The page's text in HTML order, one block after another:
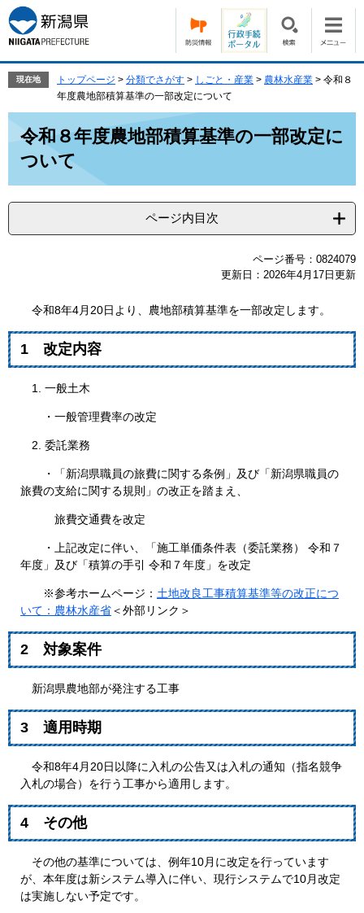
ー
ジ
の
で
ニ
ュ
ー
ば
現在地 トップページ > 分類でさがす > しごと・産業 > 農林水産業 > 令和８
年度農地部積算基準の一部改定について
令和８年度農地部積算基準の一部改定に
ついて
ページ内目次
ページ番号：0824079
更新日：2026年4月17日更新
令和8年4月20日より、農地部積算基準を一部改定します。
1 改定内容
1. 一般土木
・一般管理費率の改定
2. 委託業務
・「新潟県職員の旅費に関する条例」及び「新潟県職員の
旅費の支給に関する規則」の改正を踏まえ、
旅費交通費を改定
・上記改定に伴い、「施工単価条件表（委託業務） 令和７
年度」及び「積算の手引 令和７年度」を改定
※参考ホームページ： 土地改良工事積算基準等の改正につ
いて：農林水産省＜外部リンク＞
2 対象案件
新潟県農地部が発注する工事
3 適用時期
令和8年4月20日以降に入札の公告又は入札の通知（指名競争
入札の場合）を行う工事から適用します。
4 その他
その他の基準については、例年10月に改定を行っています
が、本年度は新システム導入に伴い、現行システムで10月改定
は実施しない予定です。